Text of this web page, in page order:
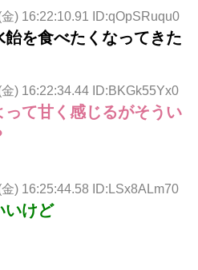
) 16:22:10.91 ID:qOpSRuqu0
を食べたくなってきた
) 16:22:34.44 ID:BKGk55Yx0
て甘く感じるがそうい
) 16:25:44.58 ID:LSx8ALm70
いけど